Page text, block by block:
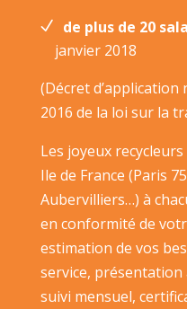
de plus de 20
janvier 2018
(Décret d’application
2016 de la loi sur la
Les joyeux
Ile de France (Paris
Aubervilliers…) à
en conformité de
estimation de vos
service, présentation
suivi mensuel,